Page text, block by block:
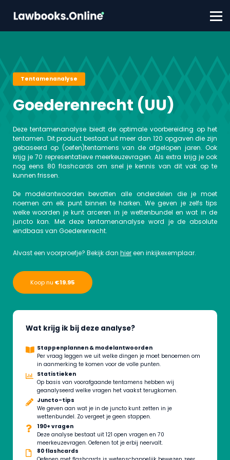
FAQ
Contact
Tentamenanalyse
Goederenrecht (UU)
Deze tentamenanalyse biedt de optimale voorbereiding op het
tentamen. Dit product bestaat uit meer dan 120 opgaven die zijn
gebaseerd op (oefen)tentamens van de afgelopen jaren. Ook
krijg je 70 representatieve meerkeuzevragen. Als extra krijg je ook
nog eens 80 flashcards om snel je kennis van dit vak op te
kunnen frissen.
De modelantwoorden bevatten alle onderdelen die je moet
noemen om elk punt binnen te harken. We geven je zelfs tips
welke woorden je kunt arceren in je wettenbundel en wat in de
juncto kan. Met deze tentamenanalyse word je de absolute
eindbaas van Goederenrecht.
Alvast een voorproefje? Bekijk dan hiereen inkijkexemplaar.
Koop nu €19.95
Wat krijg ik bij deze analyse?
Stappenplannen & modelantwoorden
Per vraag leggen we uit welke dingen je moet benoemen om
in aanmerking te komen voor de volle punten.
Statistieken
Op basis van voorafgaande tentamens hebben wij
geanalyseerd welke vragen het vaakst terugkomen.
Juncto-tips
We geven aan wat je in de juncto kunt zetten in je
wettenbundel. Zo vergeet je geen stappen.
190+ vragen
Deze analyse bestaat uit 121 open vragen en 70
meerkeuzevragen. Oefenen tot je erbij neervalt.
80 flashcards